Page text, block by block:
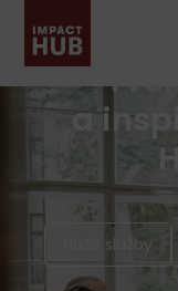
a
Naše služby